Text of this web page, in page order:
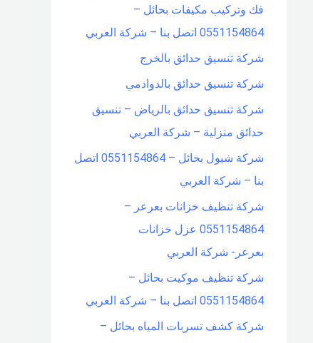
فك وتركيب مكيفات بحائل –
0551154864 اتصل بنا – شركة العربي
شركة تنسيق حدائق بالخرج
شركة تنسيق حدائق بالدوادمي
شركة تنسيق حدائق بالرياض – تنسيق
حدائق منزلية – شركة العربي
شركة شيول بحائل – 0551154864 اتصل
بنا – شركة العربي
شركة تنظيف خزانات بعرعر –
0551154864 عزل خزانات
بعرعر- شركة العربي
شركة تنظيف موكيت بحائل –
0551154864 اتصل بنا – شركة العربي
شركة كشف تسربات المياه بحائل –